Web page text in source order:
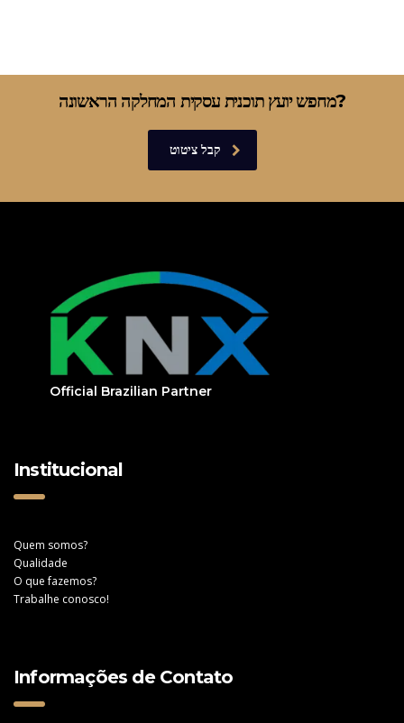
מחפש יועץ תוכנית עסקית המחלקה הראשונה?
קבל ציטוט
Official Brazilian Partner
Institucional
Quem somos?
Qualidade
O que fazemos?
Trabalhe conosco!
Informações de Contato